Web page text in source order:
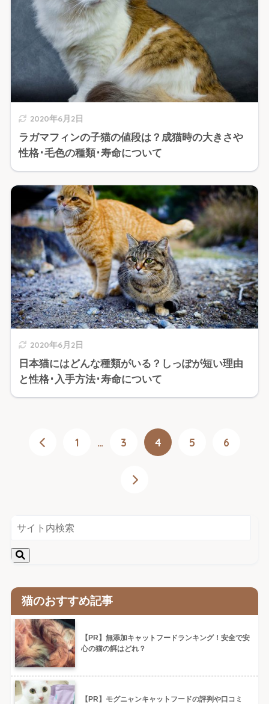
2020年6月2日
ラガマフィンの子猫の値段は？成猫時の大きさや
性格･毛色の種類･寿命について
2020年6月2日
日本猫にはどんな種類がいる？しっぽが短い理由
と性格･入手方法･寿命について
1 … 3 4 5 6
猫のおすすめ記事
【PR】無添加キャットフードランキング！安全で安
心の猫の餌はどれ？
【PR】モグニャンキャットフードの評判や口コミ